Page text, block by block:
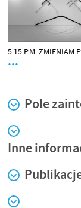
5:15 P.M. ZMIENIAM
…
Pole
Inne